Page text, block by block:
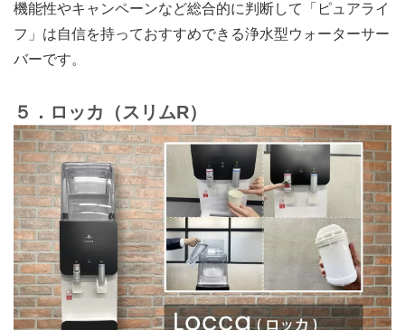
機能性やキャンペーンなど総合的に判断して「ピュアライ
フ」は自信を持っておすすめできる浄水型ウォーターサー
バーです。
５．ロッカ（スリムR）